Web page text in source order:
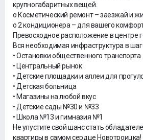
крупногабаритных вещей.
o Косметический ремонт – заезжай и
o 2 кондиционера – для вашего
Превосходное расположение в центре
Вся необходимая инфраструктура в
• Остановки общественного транспорта
• Центральный рынок
• Детские площадки и аллеи для
• Детская больница
• Магазины на любой вкус
• Детские сады №30 и №33
• Школа №13 и гимназия №1
Не упустите свой шанс стать
квартиры в самом сердце